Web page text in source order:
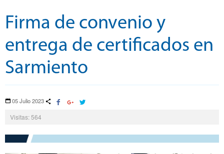
Firma de convenio y
entrega de certificados en
Sarmiento
05 Julio 2023
Visitas: 564